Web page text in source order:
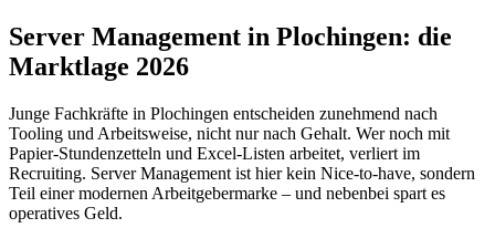
Server Management in Plochingen: die
Marktlage 2026
Junge Fachkräfte in Plochingen entscheiden zunehmend nach
Tooling und Arbeitsweise, nicht nur nach Gehalt. Wer noch mit
Papier-Stundenzetteln und Excel-Listen arbeitet, verliert im
Recruiting. Server Management ist hier kein Nice-to-have, sondern
Teil einer modernen Arbeitgebermarke – und nebenbei spart es
operatives Geld.